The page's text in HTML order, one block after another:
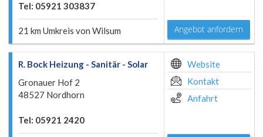
Tel: 05921 303837
21 km Umkreis von Wilsum Angebot anfordern
R. Bock Heizung - Sanitär - Solar
Gronauer Hof 2
48527 Nordhorn
Tel: 05921 2420
Website
Kontakt
Anfahrt